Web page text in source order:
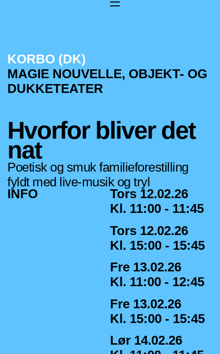
KORBO (DK)
MAGIE NOUVELLE, OBJEKT- OG
DUKKETEATER
Hvorfor bliver det
nat
Poetisk og smuk familieforestilling
fyldt med live-musik og tryl
INFO
Tors 12.02.26
Kl. 11:00 - 11:45
Tors 12.02.26
Kl. 15:00 - 15:45
Fre 13.02.26
Kl. 11:00 - 12:45
Fre 13.02.26
Kl. 15:00 - 15:45
Lør 14.02.26